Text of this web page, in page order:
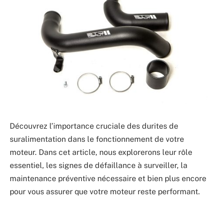
Découvrez l’importance cruciale des durites de
suralimentation dans le fonctionnement de votre
moteur. Dans cet article, nous explorerons leur rôle
essentiel, les signes de défaillance à surveiller, la
maintenance préventive nécessaire et bien plus encore
pour vous assurer que votre moteur reste performant.